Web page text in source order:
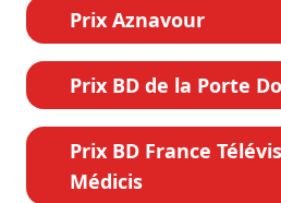
Prix Aznavour
Prix BD de la Porte
Prix BD France
Médicis